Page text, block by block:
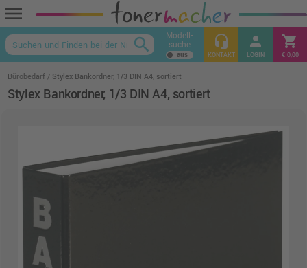
menu
keyboard_arrow_up
search Modell-
suche headset_mic
KONTAKT
person
LOGIN
shopping_cart
€ 0,00
Bürobedarf Stylex Bankordner, 1/3 DIN A4, sortiert
Stylex Bankordner, 1/3 DIN A4, sortiert